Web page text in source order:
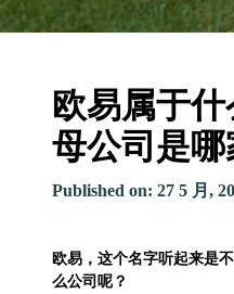
欧易属于
母公司是哪
Published on: 27 5 月,
欧易，这个名字听起来是
么公司呢？